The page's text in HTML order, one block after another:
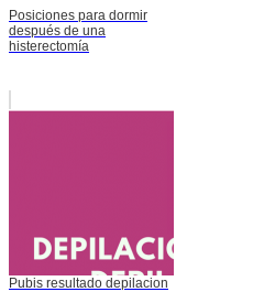
Posiciones para dormir
después de una
histerectomía
Pubis resultado depilacion